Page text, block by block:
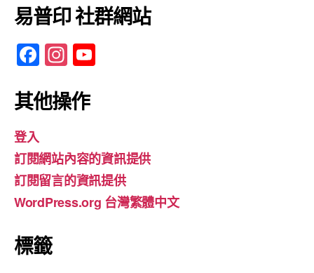
易普印 社群網站
F
a
c
b
o
o
k
In
st
a
gr
a
m
u
b
e
其他操作
登入
訂閱網站內容的資訊提供
訂閱留言的資訊提供
WordPress.org 台灣繁體中文
標籤